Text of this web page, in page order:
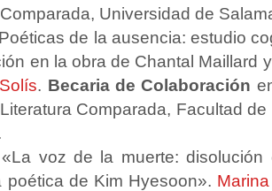
Universidad de
de la ausencia: estudio
en la obra de Chantal Maillard
. Becaria de Colaboración
Comparada, Facultad
de la muerte: disolución
poética de Kim Hyesoon».